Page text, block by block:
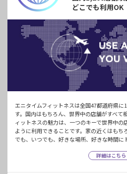
どこでも利用OK
エニタイムフィットネスは全国47都道府県に
す。国内はもちろん、世界中の店舗がすべて
ィットネスの魅力は、一つのキーで世界中の
ように利用できることです。家の近くはもち
でも、いつでも、好きな場所、好きな時間に
詳細はこちら